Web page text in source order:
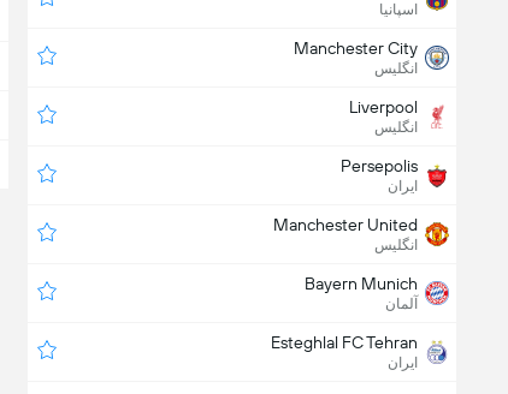
اسپانیا
Manchester City
انگلیس
Liverpool
انگلیس
Persepolis
ایران
Manchester United
انگلیس
Bayern Munich
آلمان
Esteghlal FC Tehran
ایران